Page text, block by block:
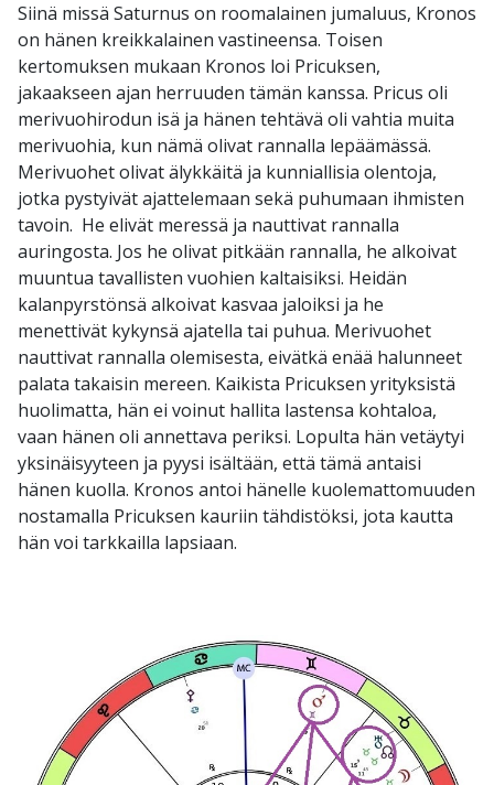
Siinä missä Saturnus on roomalainen jumaluus, Kronos
on hänen kreikkalainen vastineensa. Toisen
kertomuksen mukaan Kronos loi Pricuksen,
jakaakseen ajan herruuden tämän kanssa. Pricus oli
merivuohirodun isä ja hänen tehtävä oli vahtia muita
merivuohia, kun nämä olivat rannalla lepäämässä.
Merivuohet olivat älykkäitä ja kunniallisia olentoja,
jotka pystyivät ajattelemaan sekä puhumaan ihmisten
tavoin. He elivät meressä ja nauttivat rannalla
auringosta. Jos he olivat pitkään rannalla, he alkoivat
muuntua tavallisten vuohien kaltaisiksi. Heidän
kalanpyrstönsä alkoivat kasvaa jaloiksi ja he
menettivät kykynsä ajatella tai puhua. Merivuohet
nauttivat rannalla olemisesta, eivätkä enää halunneet
palata takaisin mereen. Kaikista Pricuksen yrityksistä
huolimatta, hän ei voinut hallita lastensa kohtaloa,
vaan hänen oli annettava periksi. Lopulta hän vetäytyi
yksinäisyyteen ja pyysi isältään, että tämä antaisi
hänen kuolla. Kronos antoi hänelle kuolemattomuuden
nostamalla Pricuksen kauriin tähdistöksi, jota kautta
hän voi tarkkailla lapsiaan.